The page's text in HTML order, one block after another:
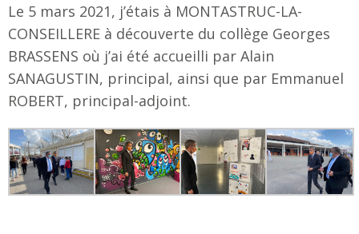
Le 5 mars 2021, j’étais à MONTASTRUC-LA-
CONSEILLERE à découverte du collège Georges
BRASSENS où j’ai été accueilli par Alain
SANAGUSTIN, principal, ainsi que par Emmanuel
ROBERT, principal-adjoint.